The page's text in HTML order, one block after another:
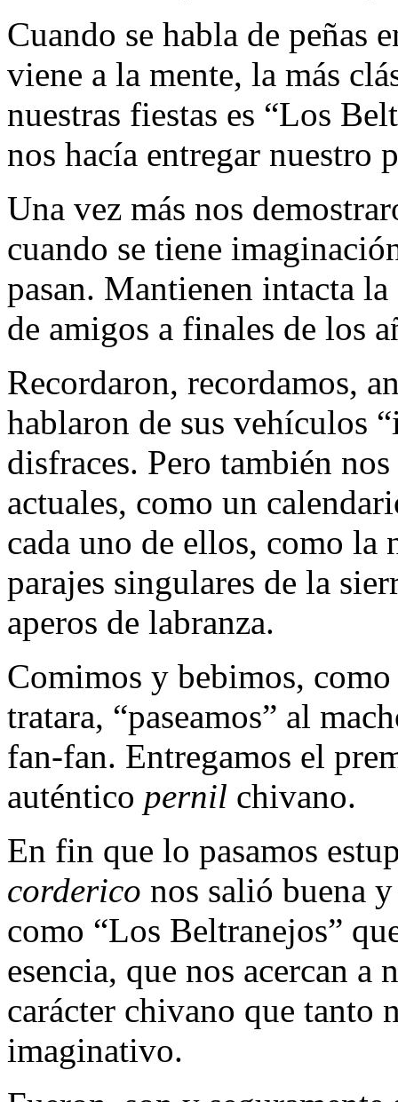
Cuando se habla de peñas
viene a la mente, la más
nuestras fiestas es “Los
nos hacía entregar nuestro
Una vez más nos
cuando se tiene
pasan. Mantienen intacta
de amigos a finales de los
Recordaron, recordamos,
hablaron de sus vehículos
disfraces. Pero también
actuales, como un
cada uno de ellos, como la
parajes singulares de la
aperos de labranza.
Comimos y bebimos,
tratara, “paseamos” al
fan-fan. Entregamos el
auténtico pernil chivano.
En fin que lo pasamos
corderico nos salió buena
como “Los Beltranejos”
esencia, que nos acercan a
carácter chivano que tanto
imaginativo.